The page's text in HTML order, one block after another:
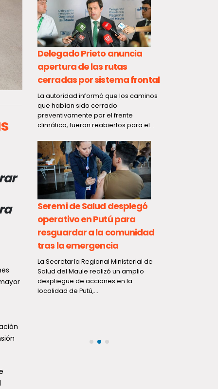
y
Delegado Prieto anuncia
apertura de las rutas
cerradas por sistema frontal
La autoridad informó que los caminos
que habían sido cerrado
preventivamente por el frente
climático, fueron reabiertos para el...
Seremi de Salud desplegó
operativo en Putú para
resguardar a la comunidad
tras la emergencia
La Secretaría Regional Ministerial de
Salud del Maule realizó un amplio
despliegue de acciones en la
localidad de Putú,...